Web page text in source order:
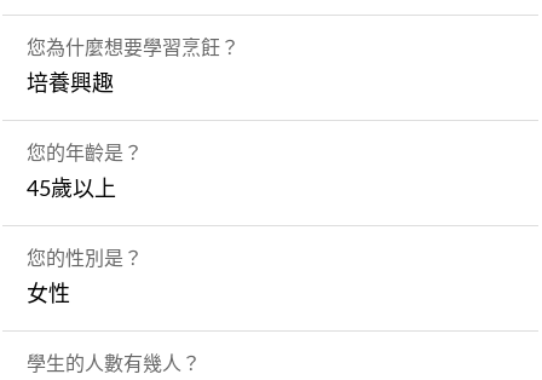
您為什麼想要學習烹飪？
培養興趣
您的年齡是？
45歲以上
您的性別是？
女性
學生的人數有幾人？